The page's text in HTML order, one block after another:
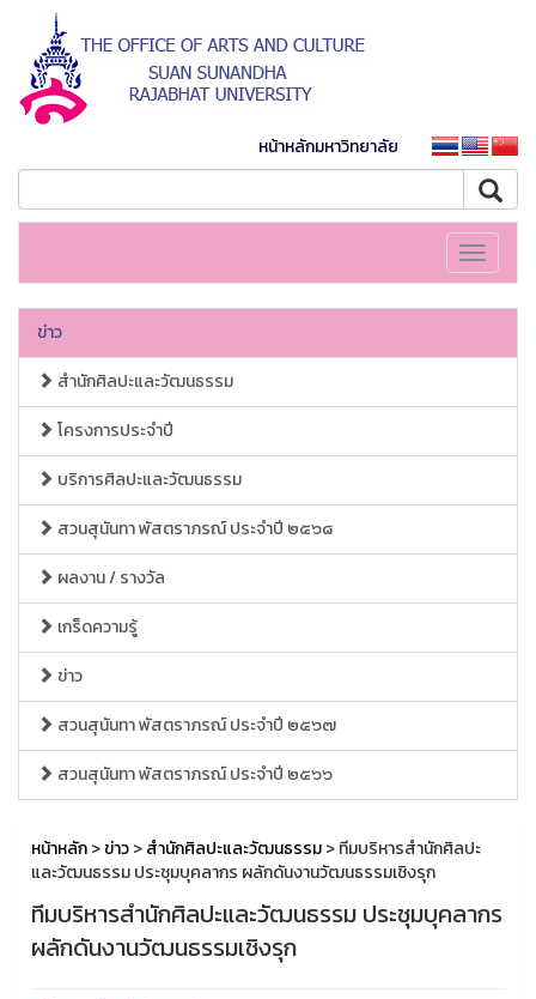
หน้าหลักมหาวิทยาลัย
Toggle
ข่าว
สำนักศิลปะและวัฒนธรรม
โครงการประจำปี
บริการศิลปะและวัฒนธรรม
สวนสุนันทา พัสตราภรณ์ ประจำปี ๒๕๖๘
ผลงาน / รางวัล
เกร็ดความรู้
ข่าว
สวนสุนันทา พัสตราภรณ์ ประจำปี ๒๕๖๗
สวนสุนันทา พัสตราภรณ์ ประจำปี ๒๕๖๖
หน้าหลัก>ข่าว>สำนักศิลปะและวัฒนธรรม> ทีมบริหารสำนักศิลปะ
และวัฒนธรรม ประชุมบุคลากร ผลักดันงานวัฒนธรรมเชิงรุก
ทีมบริหารสำนักศิลปะและวัฒนธรรม ประชุมบุคลากร
ผลักดันงานวัฒนธรรมเชิงรุก